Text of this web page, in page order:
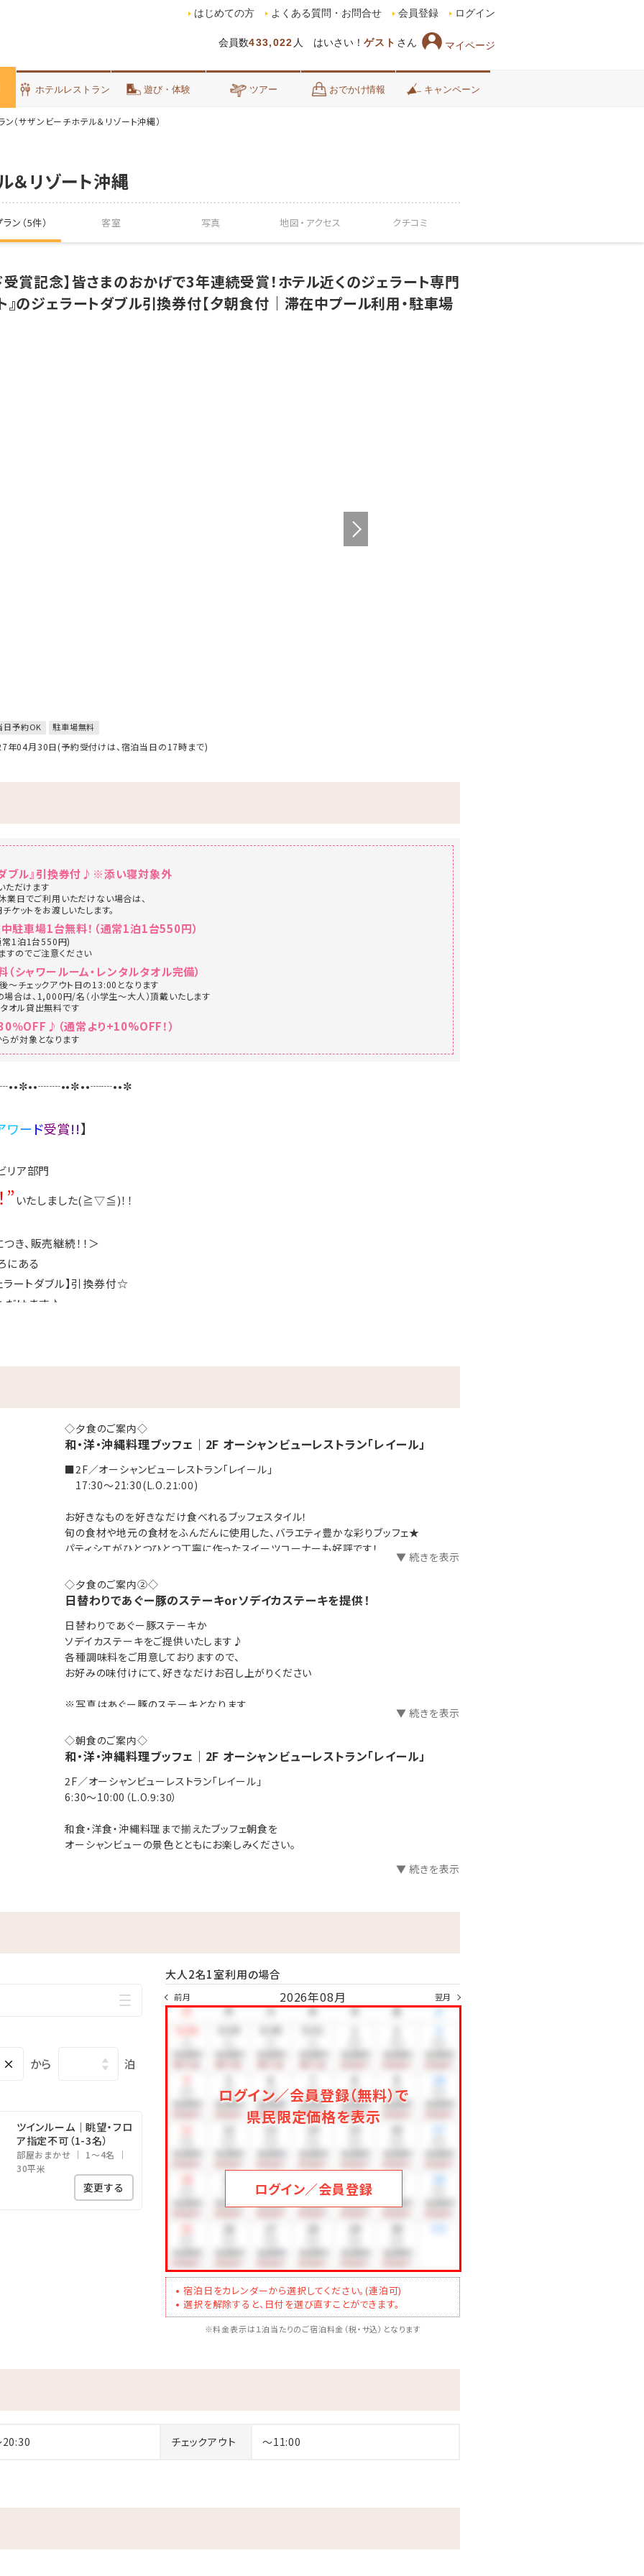
会員数433,022 人 はいさい！ ゲスト さん マイページ
はじめての方 よくある質問・お問合せ 会員登録 ログイン
ホテルレストラン 遊び・体験 ツアー おでかけ情報 キャンペーン
ン（サザンビーチホテル＆リゾート沖縄）
＆リゾート沖縄
ン（5件） 客室 写真 地図・ アクセス クチコミ
賞記念】皆さまのおかげで3年連続受賞！ホテル近くのジェラート専門
』のジェラートダブル引換券付【夕朝食付｜滞在中プール利用・駐車場
日予約OK 駐車場無料
年04月30日(予約受付けは、宿泊当日の17時まで)
ダブル』引換券付♪※添い寝対象外
ただけます
業日でご利用いただけない場合は、
ットをお渡しいたします。
中駐車場1台無料！（通常1泊1台550円）
1泊1台550円)
のでご注意ください
シャワールーム・レンタルタオル完備）
～チェックアウト日の13:00となります
合は、1,000円/名（小学生～大人）頂戴いたします
オル貸出無料です
％OFF♪（通常より+10%OFF！）
が対象となります
ワード受賞!!】
リア部門
いたしました(≧▽≦)！！
き、販売継続！！＞
にある
ラートダブル】引換券付☆
だけます♪
しみください♪
営業については、
ート』が休業日でご利用いただけない場合は、
トをお渡しいたします。
日（月）、18日（火）、25日（火） 8/6現在
臨時休業となります。
も、確認次第更新いたします。
％OFF！Σ(゜Д゜ )
』引換券※添い寝対象外
2名からにて対象
1泊1台550円)
テージ♪＞
い風を感じながら、
～19:30
内容は変更になる可能性がございます。
ださい。
チェックアウト日の13:00となります。
は、1,000円/名（小学生～大人）頂戴いたします。
110cm未満、体重120kg以上の方はご利用いただけません。
ェックアウト日の13:00となります。
は、1,000円/名（小学生～大人）頂戴いたします。
ださい。
◇夕食のご案内◇
和・洋・沖縄料理ブッフェ｜2F オーシャンビューレストラン「レイール」
■2F／オーシャンビューレストラン「レイール」
17:30～21:30(L.O.21:00)
お好きなものを好きなだけ食べれるブッフェスタイル！
旬の食材や地元の食材をふんだんに使用した、バラエティ豊かな彩りブッフェ★
パティシエがひとつひとつ丁寧に作ったスイーツコーナーも好評です！
※お子様の食事代は現地にてお支払いをお願いいたします。
幼児 1,100円 ／ 3歳以下 無料
※アルコールの飲み放題は、お一人様2,530円にてご用意しております。
▼ 続きを表示
◇夕食のご案内②◇
日替わりであぐー豚のステーキorソデイカステーキを提供！
日替わりであぐー豚ステーキか
ソデイカステーキをご提供いたします♪
各種調味料をご用意しておりますので、
お好みの味付けにて、好きなだけお召し上がりください
※写真はあぐー豚のステーキとなります
＜調味料＞
No.1ソース
食べる島ラー油
シークヮーサーポン酢
赤マルステーキソース味噌
ガーリックチップ...他
▼ 続きを表示
◇朝食のご案内◇
和・洋・沖縄料理ブッフェ｜2F オーシャンビューレストラン「レイール」
2F／オーシャンビューレストラン「レイール」
6:30～10:00（L.O.9:30）
和食・洋食・沖縄料理まで揃えたブッフェ朝食を
オーシャンビューの景色とともにお楽しみください。
※お部屋でお召し上がりいただける【ブレックファストBOX】に変更可(予約制)▼ 続きを表示
× から 泊
ツインルーム｜眺望・フロ
ア指定不可（1-3名）
部屋おまかせ
1～4名
30平米
変更する
大人2名1室利用の場合
前月 2026年08月 翌月
ログイン／会員登録（無料）で
県民限定価格を表示
ログイン／会員登録
宿泊日をカレンダーから選択してください。(連泊可)
選択を解除すると、日付を選び直すことができます。
※料金表示は１泊当たりのご宿泊料金（税・サ込）となります
チェックアウト ～11:00